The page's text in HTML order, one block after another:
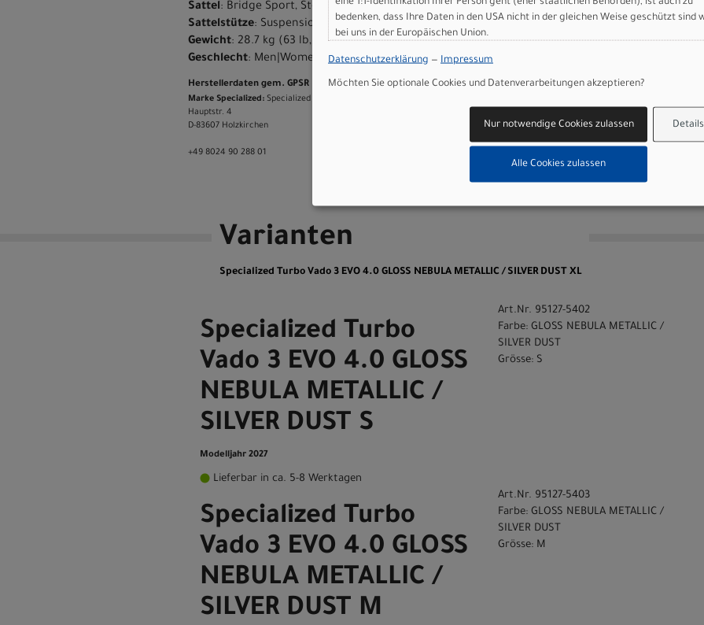
Sattel: Bridge Sport, Steel rails, 155mm
Sattelstütze: Suspension, 40mm travel, 34.9mm
Gewicht: 28.7 kg (63 lb, 4.4 oz)
Geschlecht: Men|Women
Herstellerdaten gem. GPSR
Marke Specialized: Specialized Germany GmbH
Hauptstr. 4
D-83607 Holzkirchen
+49 8024 90 288 01
Varianten
Specialized Turbo Vado 3 EVO 4.0 GLOSS NEBULA METALLIC / SILVER DUST XL
Specialized Turbo
Vado 3 EVO 4.0 GLOSS
NEBULA METALLIC /
SILVER DUST S
Modelljahr 2027
Lieferbar in ca. 5-8 Werktagen
Art.Nr. 95127-5402
Farbe: GLOSS NEBULA METALLIC /
SILVER DUST
Grösse: S
Specialized Turbo
Vado 3 EVO 4.0 GLOSS
NEBULA METALLIC /
SILVER DUST M
Art.Nr. 95127-5403
Farbe: GLOSS NEBULA METALLIC /
SILVER DUST
Grösse: M
bedenken, dass Ihre Daten in den USA nicht in der gleichen Weise geschützt sind
bei uns in der Europäischen Union.
Datenschutzerklärung — Impressum
Möchten Sie optionale Cookies und Datenverarbeitungen akzeptieren?
Details
Nur notwendige Cookies zulassen
Alle Cookies zulassen